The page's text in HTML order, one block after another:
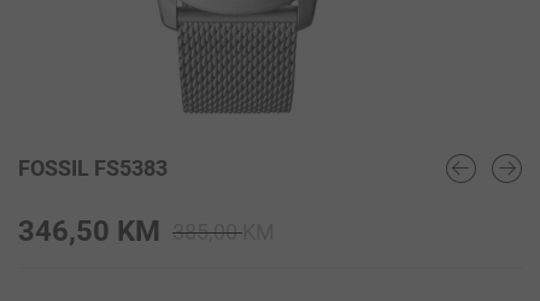
FOSSIL FS5383
385,00
346,50 KM